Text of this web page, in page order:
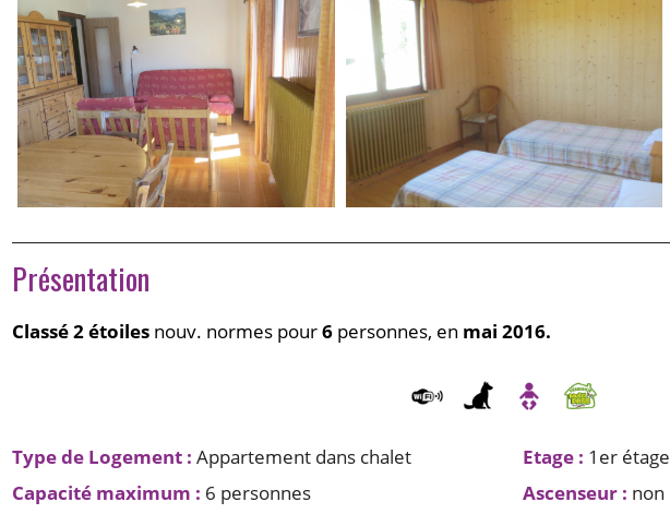
Présentation
Classé 2 étoiles nouv. normes pour6 personnes, en mai 2016.
Type de Logement : Appartement dans chalet
Capacité maximum : 6 personnes
Etage : 1er étage
Ascenseur : non